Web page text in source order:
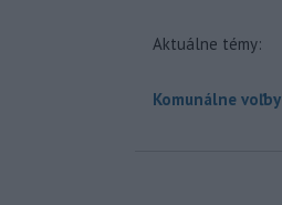
Aktuálne témy:
Komunálne voľby